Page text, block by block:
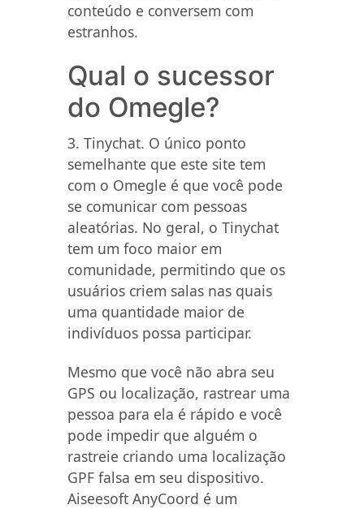
conteúdo e conversem com
estranhos.
Qual o sucessor
do Omegle?
3. Tinychat. O único ponto
semelhante que este site tem
com o Omegle é que você pode
se comunicar com pessoas
aleatórias. No geral, o Tinychat
tem um foco maior em
comunidade, permitindo que os
usuários criem salas nas quais
uma quantidade maior de
indivíduos possa participar.
Mesmo que você não abra seu
GPS ou localização, rastrear uma
pessoa para ela é rápido e você
pode impedir que alguém o
rastreie criando uma localização
GPF falsa em seu dispositivo.
Aiseesoft AnyCoord é um